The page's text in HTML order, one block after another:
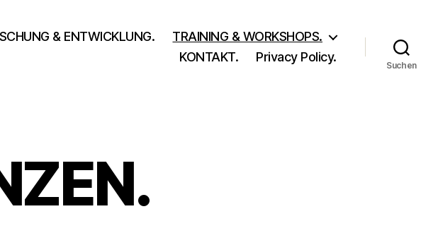
& ENTWICKLUNG.
TRAINING & WORKSHOPS.
KONTAKT.
Privacy Policy.
Suchen